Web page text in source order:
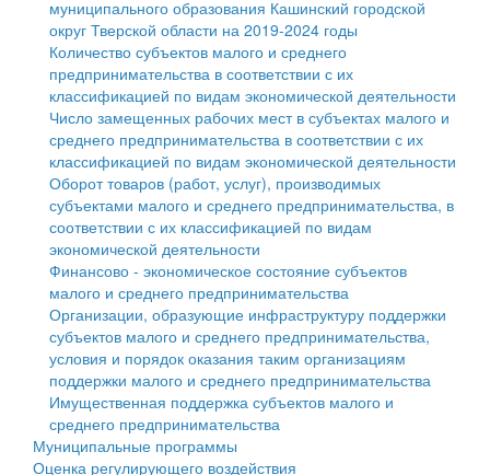
Образование
Здравоохранение
Социальная защита
Фотоальбом
Работа с обращениями граждан
Муниципальный контроль
Муниципальные услуги
Проекты административных регламентов
Антимонопольный комплаенс
Противодействие коррупции
Имущественная поддержка субъектов малого и
среднего предпринимательства
Информационная поддержка субъектов малого и
среднего предпринимательства
Муниципальные программы
Контрольно-счетная палата
Персональные данные
Оценка регулирующего воздействия
Деятельность МУ
Нормативы градостроительного проектирования
муниципального образования Кашинский городской
округ Тверской области на 2019-2024 годы
Количество субъектов малого и среднего
предпринимательства в соответствии с их
классификацией по видам экономической деятельности
Число замещенных рабочих мест в субъектах малого и
среднего предпринимательства в соответствии с их
классификацией по видам экономической деятельности
Оборот товаров (работ, услуг), производимых
субъектами малого и среднего предпринимательства, в
соответствии с их классификацией по видам
экономической деятельности
Финансово - экономическое состояние субъектов
малого и среднего предпринимательства
Организации, образующие инфраструктуру поддержки
субъектов малого и среднего предпринимательства,
условия и порядок оказания таким организациям
поддержки малого и среднего предпринимательства
Имущественная поддержка субъектов малого и
среднего предпринимательства
Муниципальные программы
Оценка регулирующего воздействия